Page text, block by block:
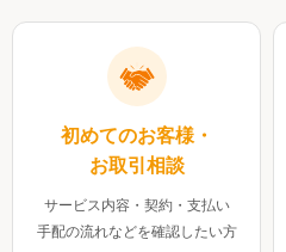
初めてのお客様・
お取引相談
サービス内容・契約・支払い
手配の流れなどを確認したい方